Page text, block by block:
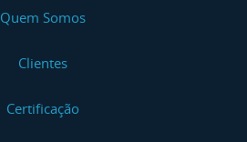
Quem Somos
Clientes
Certificação